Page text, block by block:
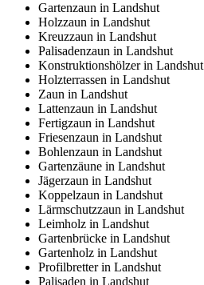
Gartenzaun in Landshut
Holzzaun in Landshut
Kreuzzaun in Landshut
Palisadenzaun in Landshut
Konstruktionshölzer in Landshut
Holzterrassen in Landshut
Zaun in Landshut
Lattenzaun in Landshut
Fertigzaun in Landshut
Friesenzaun in Landshut
Bohlenzaun in Landshut
Gartenzäune in Landshut
Jägerzaun in Landshut
Koppelzaun in Landshut
Lärmschutzzaun in Landshut
Leimholz in Landshut
Gartenbrücke in Landshut
Gartenholz in Landshut
Profilbretter in Landshut
Palisaden in Landshut